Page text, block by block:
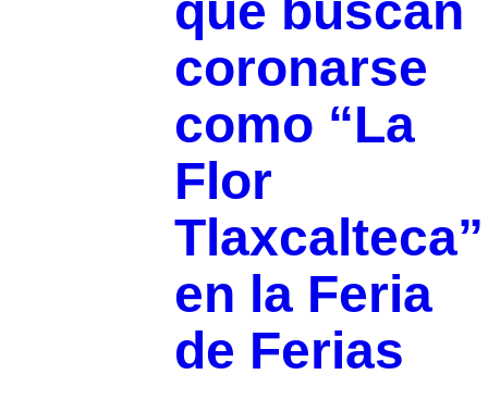
coronarse
como “La
Flor
Tlaxcalteca”
en la Feria
de Ferias